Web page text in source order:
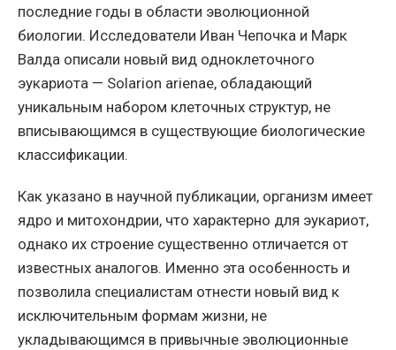
последние годы в области эволюционной
биологии. Исследователи Иван Чепочка и Марк
Валда описали новый вид одноклеточного
эукариота — Solarion arienae, обладающий
уникальным набором клеточных структур, не
вписывающимся в существующие биологические
классификации.
Как указано в научной публикации, организм имеет
ядро и митохондрии, что характерно для эукариот,
однако их строение существенно отличается от
известных аналогов. Именно эта особенность и
позволила специалистам отнести новый вид к
исключительным формам жизни, не
укладывающимся в привычные эволюционные